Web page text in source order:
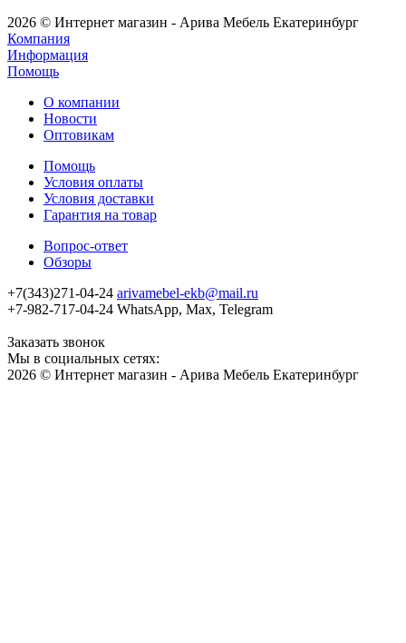
2026 © Интернет магазин - Арива Мебель Екатеринбург
Компания
Информация
Помощь
О компании
Новости
Оптовикам
Помощь
Условия оплаты
Условия доставки
Гарантия на товар
Вопрос-ответ
Обзоры
+7(343)271-04-24 arivamebel-ekb@mail.ru
+7-982-717-04-24 WhatsApp, Max, Telegram
Заказать звонок
Мы в социальных сетях:
2026 © Интернет магазин - Арива Мебель Екатеринбург